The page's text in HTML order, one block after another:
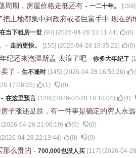
周期，房屋价格走低还有 - 一二十年。 [159
土地都集中到政府或者巨富手中 现在的
当下租房一世 [93] (2026-04-28 13:11:44) (0)
- 走的更快。 [155] (2026-04-28 13:35:22) (0)
纪还来泡温斯盖 太浪了吧 - 你多大年纪了 [
了 - 生不逢时 [145] (2026-04-28 16:56:26) (
17:08:25) (1) (0)
- 在这里预言 [128] (2026-04-28 18:10:04) (4)
子涨还是跌，有一件事是确定的穷人永
(2026-04-28 21:06:19) (0) (0)
2026-04-28 22:19:44) (0) (0)
那么贵的 - 700,000也没人买 [117] (2026-04-